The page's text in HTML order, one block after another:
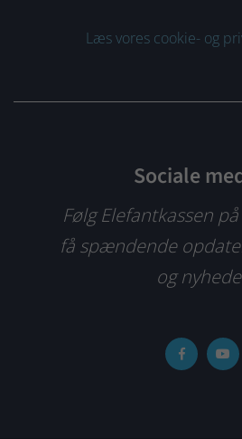
Læs vores cookie- og
Sociale
Følg Elefantkassen
få spændende
og